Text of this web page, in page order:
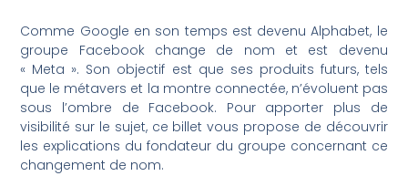
Comme Google en son temps est devenu Alphabet, le
groupe Facebook change de nom et est devenu
« Meta ». Son objectif est que ses produits futurs, tels
que le métavers et la montre connectée, n’évoluent pas
sous l’ombre de Facebook. Pour apporter plus de
visibilité sur le sujet, ce billet vous propose de découvrir
les explications du fondateur du groupe concernant ce
changement de nom.